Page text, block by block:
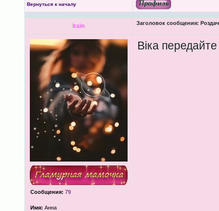
Вернуться к началу
lrain Заголовок сообщения:
Сообщения: 79
Имя: Анна
Віка